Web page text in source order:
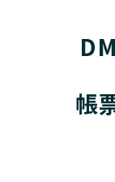
帳